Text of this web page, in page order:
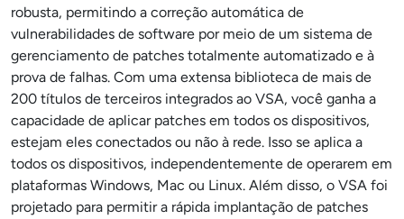
robusta, permitindo a correção automática de
vulnerabilidades de software por meio de um sistema de
gerenciamento de patches totalmente automatizado e à
prova de falhas. Com uma extensa biblioteca de mais de
200 títulos de terceiros integrados ao VSA, você ganha a
capacidade de aplicar patches em todos os dispositivos,
estejam eles conectados ou não à rede. Isso se aplica a
todos os dispositivos, independentemente de operarem em
plataformas Windows, Mac ou Linux. Além disso, o VSA foi
projetado para permitir a rápida implantação de patches